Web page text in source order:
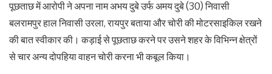
पूछताछ में आरोपी ने अपना नाम अभय दुबे उर्फ अमय दुबे (30) निवासी
बलरामपुर हाल निवासी उरला, रायपुर बताया और चोरी की मोटरसाइकिल रखने
की बात स्वीकार की। कड़ाई से पूछताछ करने पर उसने शहर के विभिन्न क्षेत्रों
से चार अन्य दोपहिया वाहन चोरी करना भी कबूल किया।